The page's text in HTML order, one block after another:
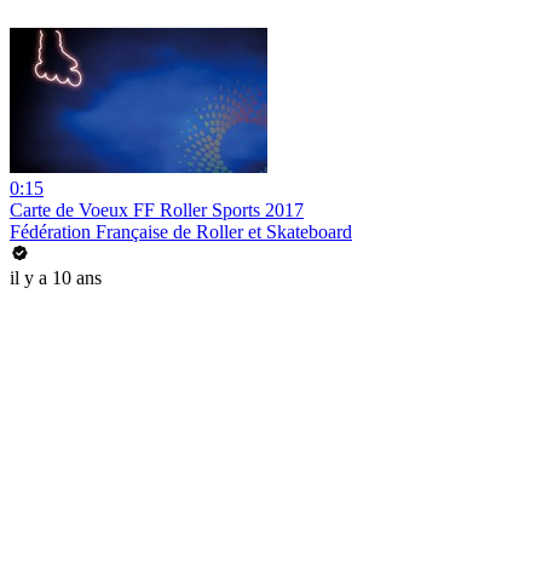
0:15
Carte de Voeux FF Roller Sports 2017
Fédération Française de Roller et Skateboard
il y a 10 ans